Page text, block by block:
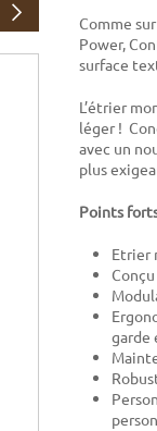
Comme
Power,
surface
L’étrier
léger !
avec un
plus
Points
Etrier
garde